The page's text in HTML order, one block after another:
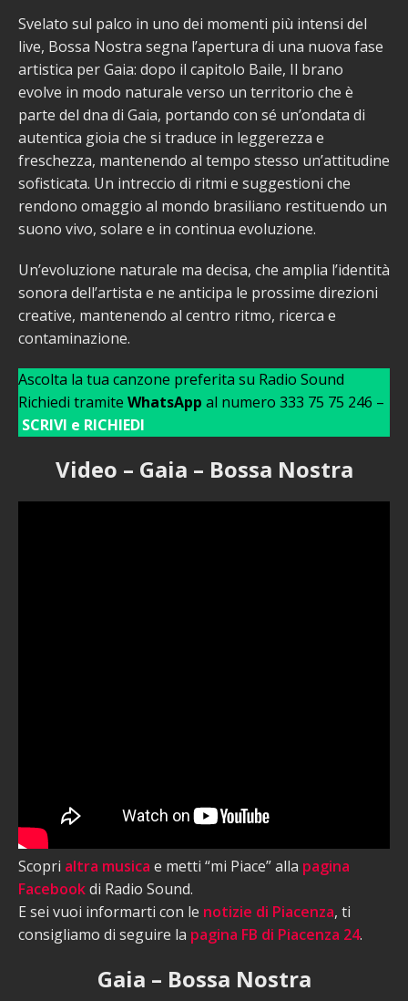
Svelato sul palco in uno dei momenti più intensi del
live, Bossa Nostra segna l’apertura di una nuova fase
artistica per Gaia: dopo il capitolo Baile, Il brano
evolve in modo naturale verso un territorio che è
parte del dna di Gaia, portando con sé un’ondata di
autentica gioia che si traduce in leggerezza e
freschezza, mantenendo al tempo stesso un’attitudine
sofisticata. Un intreccio di ritmi e suggestioni che
rendono omaggio al mondo brasiliano restituendo un
suono vivo, solare e in continua evoluzione.
Un’evoluzione naturale ma decisa, che amplia l’identità
sonora dell’artista e ne anticipa le prossime direzioni
creative, mantenendo al centro ritmo, ricerca e
contaminazione.
Ascolta la tua canzone preferita su Radio Sound
Richiedi tramite WhatsApp al numero 333 75 75 246 –
SCRIVI e RICHIEDI
Video – Gaia – Bossa Nostra
Scopri altra musica e metti “mi Piace” alla pagina
Facebookdi Radio Sound.
E sei vuoi informarti con le notizie di Piacenza, ti
consigliamo di seguire la pagina FB di Piacenza 24.
Gaia – Bossa Nostra